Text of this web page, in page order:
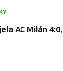
AC Milán